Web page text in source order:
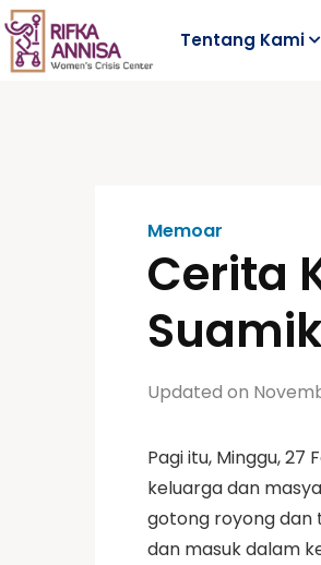
Tentang Kami
Memoar
Cerita
Updated on
Pagi itu, Minggu,
keluarga dan
gotong royong dan
dan masuk dalam